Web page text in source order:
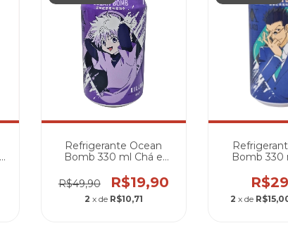
Refrigerante Ocean
Bomb 330 ml Chá e
Killua
R$49,90 R$19,90
2 x de R$10,71
Bomb 330
2 x de